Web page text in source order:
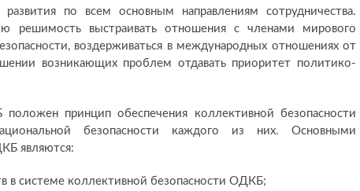
по всем основным направлениям сотрудничества.
решимость выстраивать отношения с членами мирового
воздерживаться в международных отношениях от
возникающих проблем отдавать приоритет политико-
принцип обеспечения коллективной безопасности
безопасности каждого из них. Основными
являются:
в системе коллективной безопасности ОДКБ;